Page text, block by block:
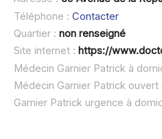
Téléphone : Contacter
Quartier : non renseigné
Site internet : https://www.doctolib.fr/medecin-
Médecin Garnier Patrick à
Médecin Garnier Patrick ouvert
Garnier Patrick urgence à